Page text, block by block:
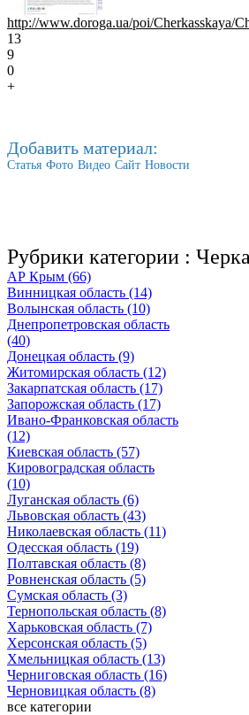
http://www.doroga.ua/poi/Cherkasskaya/
13
9
0
+
Добавить материал:
Статья Фото Видео Сайт Новости
Рубрики категории :
АР Крым (66)
Винницкая область (14)
Волынская область (10)
Днепропетровская область
(40)
Донецкая область (9)
Житомирская область (12)
Закарпатская область (17)
Запорожская область (17)
Ивано-Франковская область
(12)
Киевская область (57)
Кировоградская область
(10)
Луганская область (6)
Львовская область (43)
Николаевская область (11)
Одесская область (19)
Полтавская область (8)
Ровненская область (5)
Сумская область (3)
Тернопольская область (8)
Харьковская область (7)
Херсонская область (5)
Хмельницкая область (13)
Черниговская область (16)
Черновицкая область (8)
все категории